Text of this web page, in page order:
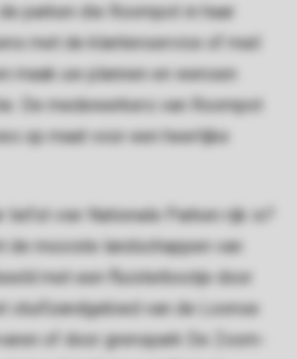
parken die Roompot in haar
met de klantenservice of mail
maak uw plannen en wensen
De medewerkers van Roompot
op maat voor een heerlijke
liefst vier Nationale Parken rijk is?
de mooiste landschappen van
met een fluisterbootje door
stuifzandgebied van de Loonse
of door grenspark De Zoom-